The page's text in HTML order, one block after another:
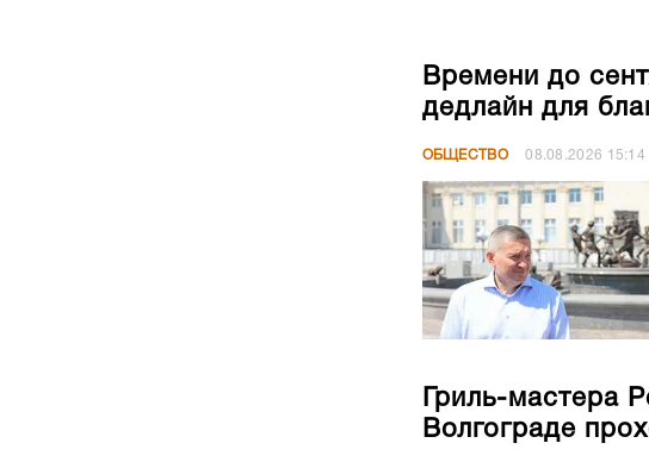
Гриль-мастера
Волгограде
ОБЩЕСТВО 08.08.202614:19